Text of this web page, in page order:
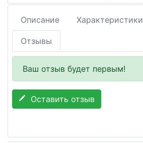
Описание Характеристики
Отзывы
Ваш отзыв будет первым!
Оставить отзыв